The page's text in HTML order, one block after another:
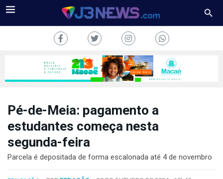
TV
COLUNAS
Pé-de-Meia: pagamento a
estudantes começa nesta
segunda-feira
Parcela é depositada de forma escalonada até 4 de novembro